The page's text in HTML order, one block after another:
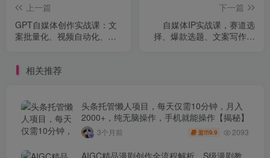
上一篇
GPT自媒体创作实战课：文
案批量化、视频自动化、标
下一篇
自媒体IP实战课，赛道选
择、爆款选题、文案写作，
相关推荐
头条托管懒人项目，每天仅需10分钟，月入
2000+，纯无脑操作，手机就能操作【揭秘】
3个月前 盟币9.9 2093
AIGC精品漫剧创作全流程解析，S级漫剧教